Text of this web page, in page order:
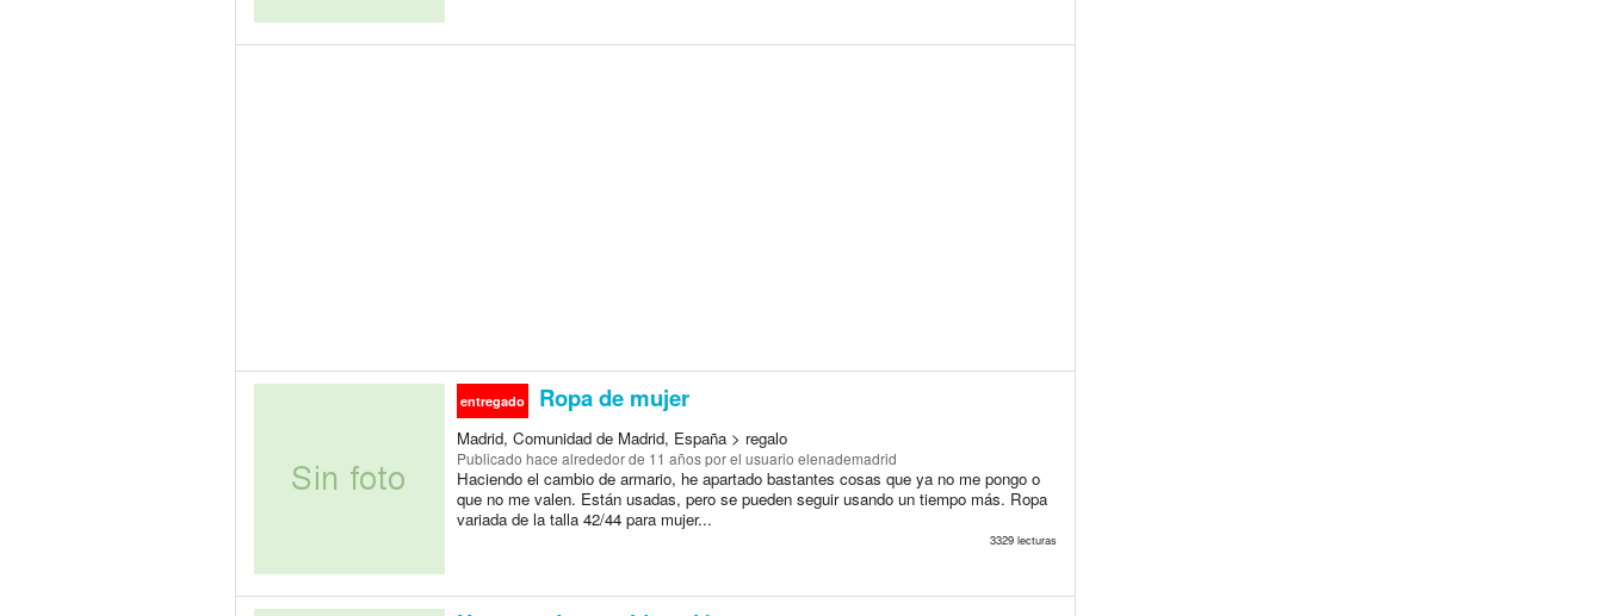
entregado Ropa de mujer
Madrid, Comunidad de Madrid, España > regalo
Publicado hace alrededor de 11 añospor el usuario elenademadrid
Haciendo el cambio de armario, he apartado bastantes cosas que ya no me pongo o
que no me valen. Están usadas, pero se pueden seguir usando un tiempo más. Ropa
variada de la talla 42/44 para mujer...
3329 lecturas